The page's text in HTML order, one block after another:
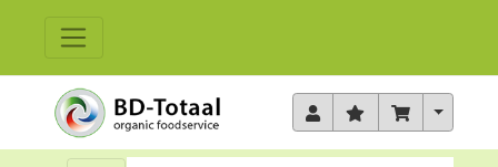
Toggle